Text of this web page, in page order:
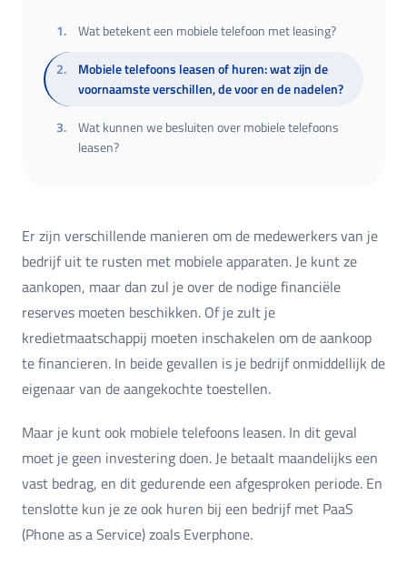
1.
Wat betekent een mobiele telefoon met leasing?
2.
Mobiele telefoons leasen of huren: wat zijn de
voornaamste verschillen, de voor en de nadelen?
3.
Wat kunnen we besluiten over mobiele telefoons
leasen?
Er zijn verschillende manieren om de medewerkers van je
bedrijf uit te rusten met mobiele apparaten. Je kunt ze
aankopen, maar dan zul je over de nodige financiële
reserves moeten beschikken. Of je zult je
kredietmaatschappij moeten inschakelen om de aankoop
te financieren. In beide gevallen is je bedrijf onmiddellijk de
eigenaar van de aangekochte toestellen.
Maar je kunt ook mobiele telefoons leasen. In dit geval
moet je geen investering doen. Je betaalt maandelijks een
vast bedrag, en dit gedurende een afgesproken periode. En
tenslotte kun je ze ook huren bij een bedrijf met PaaS
(Phone as a Service) zoals Everphone.